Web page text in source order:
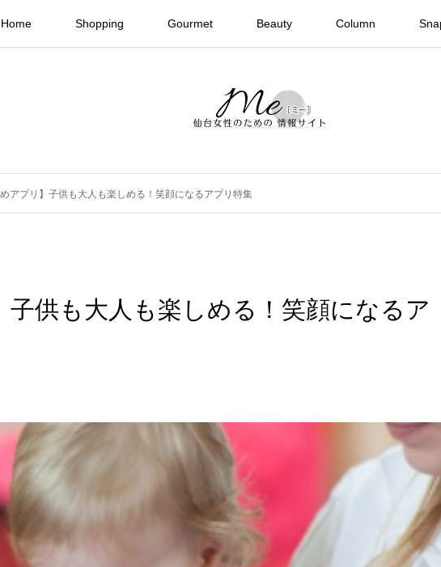
Home Shopping Gourmet Beauty Column
めアプリ】子供も大人も楽しめる！笑顔になるアプリ特集
子供も大人も楽しめる！笑顔になるア